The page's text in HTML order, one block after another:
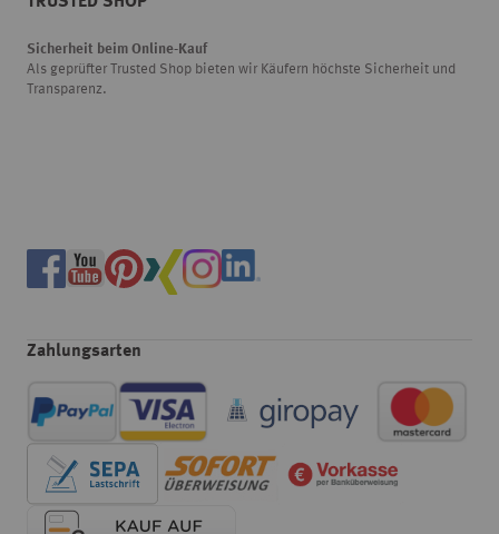
Sicherheit beim Online-Kauf
Als geprüfter Trusted Shop bieten wir Käufern höchste Sicherheit und
Transparenz.
Zahlungsarten